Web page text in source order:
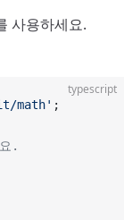
사용하세요.
typescript
math' ;
.